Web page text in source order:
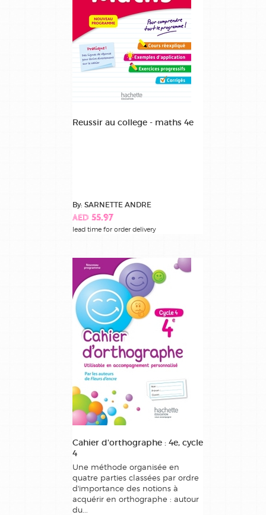
Reussir au college - maths 4e
By: SARNETTE ANDRE
AED 55.97
lead time for order delivery
Cahier d'orthographe : 4e, cycle
4
Une méthode organisée en
quatre parties classées par ordre
d'importance des notions à
acquérir en orthographe : autour
du...